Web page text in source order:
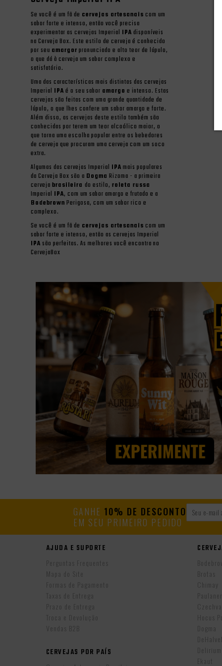
Se você é um fã de cervejas artesanais com um
sabor forte e intenso, então você precisa
experimentar as cervejas Imperial IPA disponíveis
na Cerveja Box. Este estilo de cerveja é conhecido
por seu amargor pronunciado e alto teor de lúpulo,
o que dá à cerveja um sabor complexo e
satisfatório.
Uma das características mais distintas das cervejas
Imperial IPA é o seu sabor amargo e intenso. Estas
cervejas são feitas com uma grande quantidade de
lúpulo, o que lhes confere um sabor amargo e forte.
Além disso, as cervejas deste estilo também são
conhecidas por terem um teor alcoólico maior, o
que torna uma escolha popular entre os bebedores
de cerveja que procuram uma cerveja com um soco
extra.
Algumas das cervejas Imperial IPA mais populares
da Cerveja Box são a Dogma Rizoma - a primeira
cerveja brasileira do estilo, roleta russa
Imperial IPA, com um sabor amargo e frutado e a
Bodebrown Perigosa, com um sabor rico e
complexo.
Se você é um fã de cervejas artesanais com um
sabor forte e intenso, então as cervejas Imperial
IPA são perfeitas. As melhores você encontra no
CervejaBox
GANHE 10% DE DESCONTO
EM SEU PRIMEIRO PEDIDO
AJUDA E SUPORTE
Perguntas Frequentes
Mapa do Site
Formas de Pagamento
Taxas de Entrega
Prazo de Entrega
Troca e Devolução
Vendas B2B
CERVEJAS POR PAÍS
Brotas
Chimay
Paulaner
Hocus
Dogma
Delirium
Ekaut